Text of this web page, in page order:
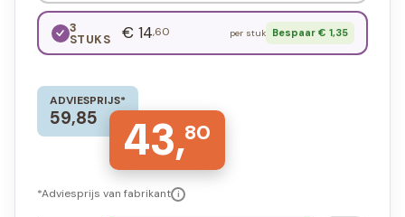
3
STUKS € 14,60 per stuk Bespaar € 1,35
ADVIESPRIJS*
59,85 43,80
*Adviesprijs van fabrikant i